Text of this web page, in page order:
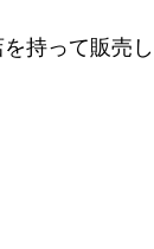
持って販売